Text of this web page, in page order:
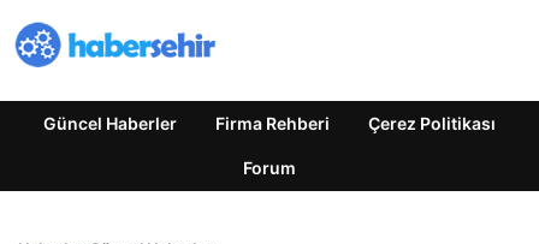
Güncel Haberler Firma Rehberi Çerez Politikası
Forum